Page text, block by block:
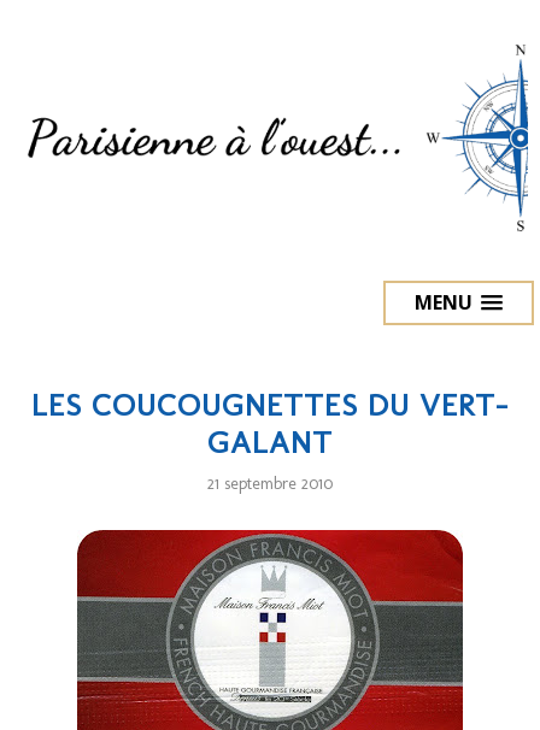
MENU
LES COUCOUGNETTES DU VERT-
GALANT
21 septembre 2010